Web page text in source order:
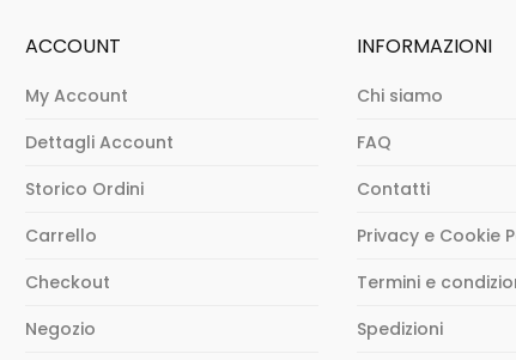
ACCOUNT
My Account
Dettagli Account
Storico Ordini
Carrello
Checkout
Negozio
INFORMAZIONI
Chi siamo
FAQ
Contatti
Privacy e Cookie
Termini e
Spedizioni